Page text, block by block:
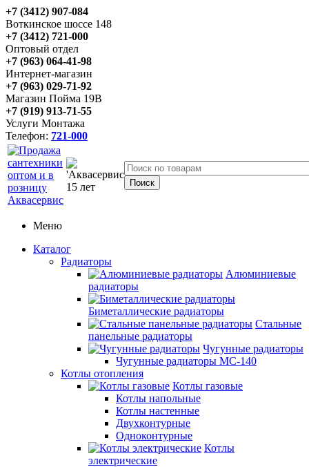
+7 (3412) 907-084
Воткинское шоссе 148
+7 (3412) 721-000
Оптовый отдел
+7 (963) 064-41-98
Интернет-магазин
+7 (963) 029-71-92
Магазин Пойма 19В
+7 (919) 913-71-55
Услуги Монтажа
Телефон: 721-000
Меню
Каталог
Радиаторы
Алюминиевые
радиаторы
Биметаллические радиаторы
Стальные
панельные радиаторы
Чугунные радиаторы
Чугунные радиаторы МС-140
Котлы отопления
Котлы газовые
Котлы напольные
Котлы настенные
Двухконтурные
Одноконтурные
Котлы
электрические